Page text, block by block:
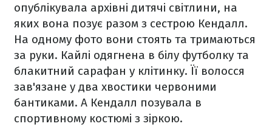
опублікувала архівні дитячі світлини, на
яких вона позує разом з сестрою Кендалл.
На одному фото вони стоять та тримаються
за руки. Кайлі одягнена в білу футболку та
блакитний сарафан у клітинку. Її волосся
зав'язане у два хвостики червоними
бантиками. А Кендалл позувала в
спортивному костюмі з зіркою.